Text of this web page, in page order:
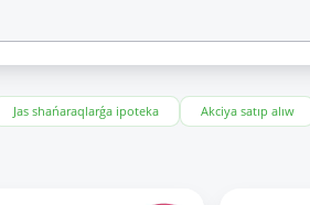
Jas shańaraqlarǵa ipoteka
Akciya satıp alıw